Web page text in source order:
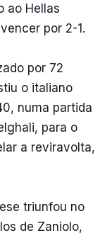
ao Hellas
por 2-1.
por 72
o italiano
numa partida
para o
a reviravolta,
triunfou no
de Zaniolo,